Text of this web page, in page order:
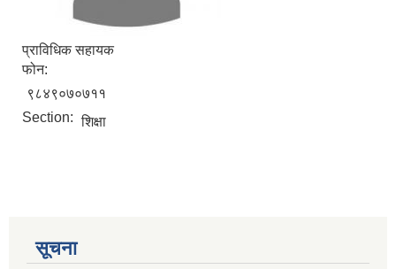
प्राविधिक सहायक
फोन:
९८४९०७०७११
Section: शिक्षा
सूचना